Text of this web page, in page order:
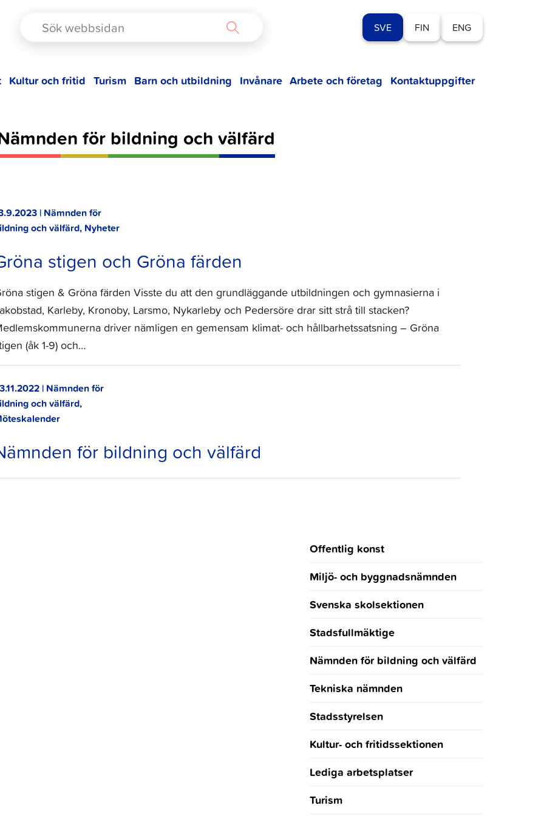
SVE FIN ENG
Kultur och fritid Turism Barn och utbildning Invånare Arbete och företag Kontaktuppgifter
för bildning och välfärd
| Nämnden för
och välfärd, Nyheter
stigen och Gröna färden
stigen & Gröna färden Visste du att den grundläggande utbildningen och gymnasierna i
Karleby, Kronoby, Larsmo, Nykarleby och Pedersöre drar sitt strå till stacken?
driver nämligen en gemensam klimat- och hållbarhetssatsning – Gröna
(åk 1-9) och…
| Nämnden för
och välfärd,
för bildning och välfärd
Offentlig konst
Miljö- och byggnadsnämnden
Svenska skolsektionen
Stadsfullmäktige
Nämnden för bildning och välfärd
Tekniska nämnden
Stadsstyrelsen
Kultur- och fritidssektionen
Lediga arbetsplatser
Turism